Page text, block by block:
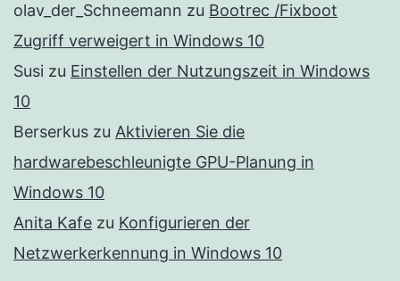
olav_der_Schneemann zu Bootrec /Fixboot
Zugriff verweigert in Windows 10
Susi zu Einstellen der Nutzungszeit in Windows
10
Berserkus zu Aktivieren Sie die
hardwarebeschleunigte GPU-Planung in
Windows 10
Anita Kafe zu Konfigurieren der
Netzwerkerkennung in Windows 10